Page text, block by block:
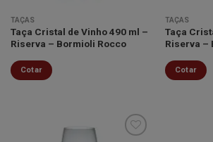
TAÇAS
Taça Cristal de Vinho 490 ml –
Riserva – Bormioli Rocco
Cotar
TAÇAS
Taça
Riserva –
Cotar